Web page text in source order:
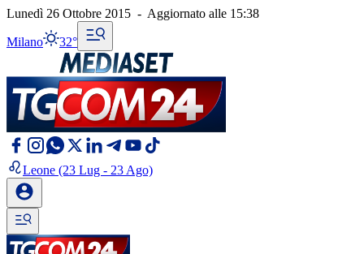
Lunedì 26 Ottobre 2015 - Aggiornato alle 15:38
Milano 32°
Leone (23 Lug - 23 Ago)